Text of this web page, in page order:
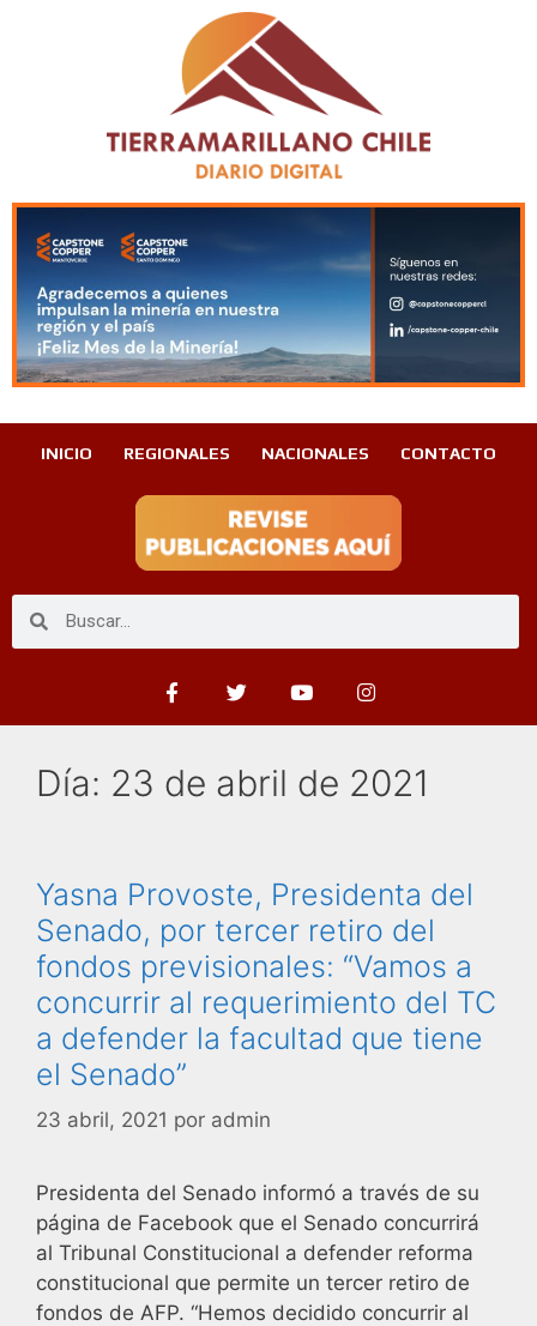
INICIO REGIONALES NACIONALES CONTACTO
Día: 23 de abril de 2021
Yasna Provoste, Presidenta del
Senado, por tercer retiro del
fondos previsionales: “Vamos a
concurrir al requerimiento del TC
a defender la facultad que tiene
el Senado”
23 abril, 2021 por admin
Presidenta del Senado informó a través de su
página de Facebook que el Senado concurrirá
al Tribunal Constitucional a defender reforma
constitucional que permite un tercer retiro de
fondos de AFP. “Hemos decidido concurrir al